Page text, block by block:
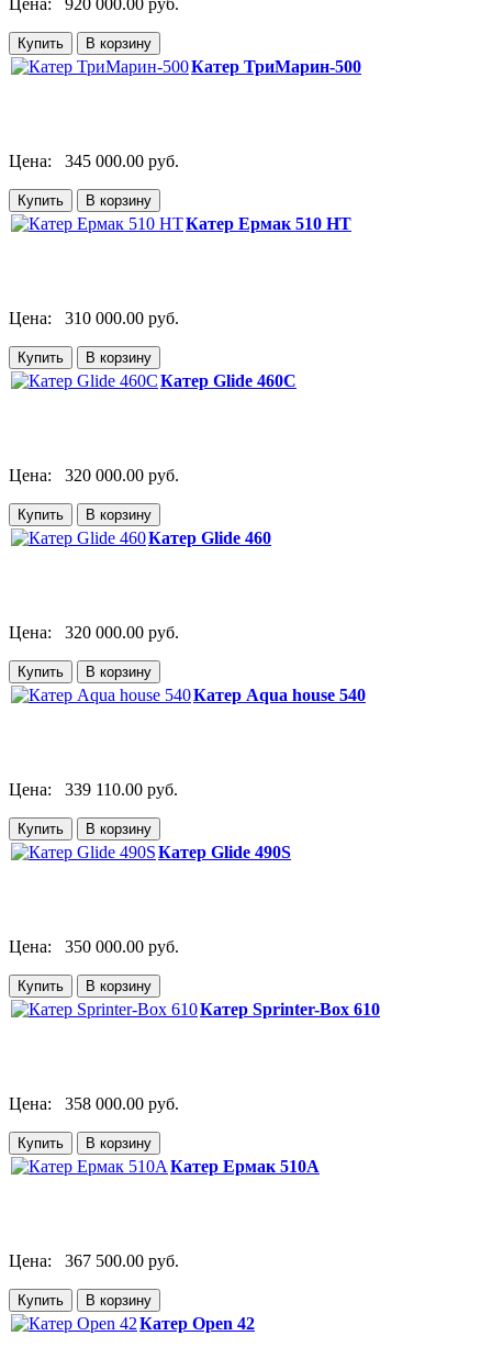
Катер ТриМарин-500
Цена: 345 000.00 руб.
Катер Ермак 510 HT
Цена: 310 000.00 руб.
Катер Glide 460C
Цена: 320 000.00 руб.
Катер Glide 460
Цена: 320 000.00 руб.
Катер Aqua house 540
Цена: 339 110.00 руб.
Катер Glide 490S
Цена: 350 000.00 руб.
Катер Sprinter-Box 610
Цена: 358 000.00 руб.
Катер Ермак 510A
Цена: 367 500.00 руб.
Катер Open 42